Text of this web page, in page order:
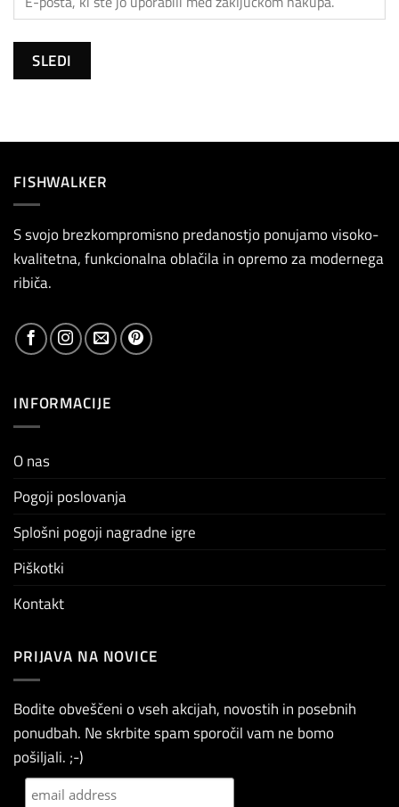
SLEDI
FISHWALKER
S svojo brezkompromisno predanostjo ponujamo visoko-
kvalitetna, funkcionalna oblačila in opremo za modernega
ribiča.
INFORMACIJE
O nas
Pogoji poslovanja
Splošni pogoji nagradne igre
Piškotki
Kontakt
PRIJAVA NA NOVICE
Bodite obveščeni o vseh akcijah, novostih in posebnih
ponudbah. Ne skrbite spam sporočil vam ne bomo
pošiljali. ;-)